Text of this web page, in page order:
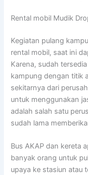
Rental mobil Mudik
Kegiatan pulang
rental mobil, saat ini
Karena, sudah
kampung dengan titik
sekitarnya dari
untuk menggunakan
adalah salah satu
sudah lama
Bus AKAP dan kereta
banyak orang untuk
upaya ke stasiun atau